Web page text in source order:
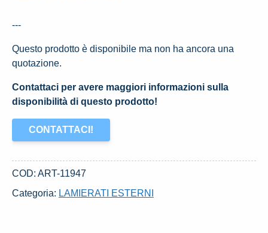
---
Questo prodotto è disponibile ma non ha ancora una
quotazione.
Contattaci per avere maggiori informazioni sulla
disponibilità di questo prodotto!
CONTATTACI!
COD: ART-11947
Categoria: LAMIERATI ESTERNI